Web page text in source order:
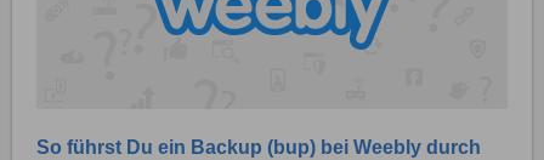
So führst Du ein Backup (bup) bei Weebly durch